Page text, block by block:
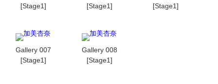
[Stage1]
[Stage1]
[Stage1]
Gallery 007
[Stage1]
Gallery 008
[Stage1]